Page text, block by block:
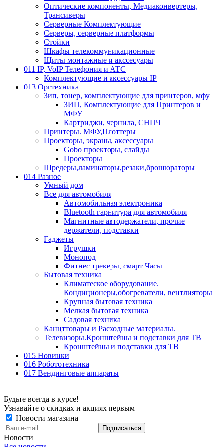
Оптические компоненты, Медиаконвертеры,
Трансиверы
Серверные Комплектующие
Серверы, серверные платформы
Стойки
Шкафы телекоммуникационные
Щиты монтажные и акссесуары
011 IP, VoIP Телефония и АТС
Комплектующие и аксессуары IP
013 Оргтехника
Зип, тонер, комплектующие для принтеров, мфу
ЗИП, Комплектующие для Принтеров и
МФУ
Картриджи, чернила, СНПЧ
Принтеры. МФУ,Плоттеры
Проекторы, экраны, аксессуары
Gobo проекторы, слайды
Проекторы
Шредеры,ламинаторы,резаки,брошюраторы
014 Разное
Умный дом
Все для автомобиля
Автомобильная электроника
Bluetooth гарнитура для автомобиля
Магнитные автодержатели, прочие
держатели, подставки
Гаджеты
Игрушки
Монопод
Фитнес трекеры, смарт Часы
Бытовая техника
Климатеское оборудование.
Кондиционеры,обогреватели, вентлияторы
Крупная бытовая техника
Мелкая бытовая техника
Садовая техника
Канцттовары и Расходные материалы.
Телевизоры.Кронштейны и подставки для ТВ
Кронштейны и подставки для ТВ
015 Новинки
016 Робототехника
017 Вендинговые аппараты
Будьте всегда в курсе!
Узнавайте о скидках и акциях первым
Новости магазина
Новости